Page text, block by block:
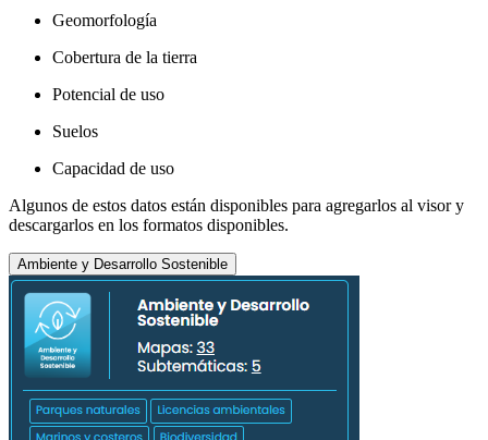
Geomorfología
Cobertura de la tierra
Potencial de uso
Suelos
Capacidad de uso
Algunos de estos datos están disponibles para agregarlos al visor y
descargarlos en los formatos disponibles.
Ambiente y Desarrollo Sostenible